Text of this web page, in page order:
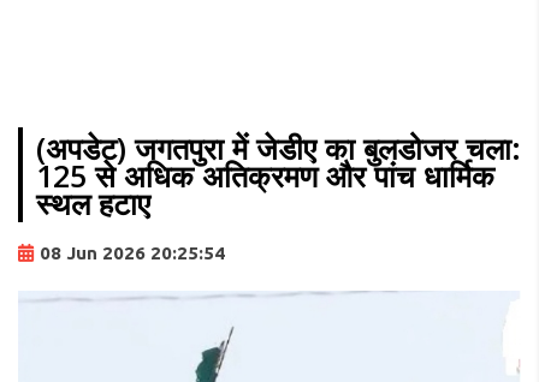
(अपडेट) जगतपुरा में जेडीए का बुलडोजर चला:
125 से अधिक अतिक्रमण और पांच धार्मिक
स्थल हटाए
08 Jun 2026 20:25:54